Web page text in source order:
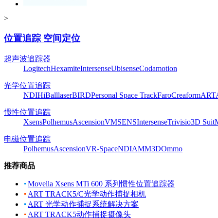
>
位置追踪 空间定位
超声波追踪器
LogitechHexamiteIntersenseUbisenseCodamotion
光学位置追踪
NDIHiBalllaserBIRDPersonal Space TrackFaroCreaformART
惯性位置追踪
XsensPolhemusAscensionVMSENSIntersenseTrivisio3D Suit
电磁位置追踪
PolhemusAscensionVR-SpaceNDIAMM3DOmmo
推荐商品
Movella Xsens MTi 600 系列惯性位置追踪器
ART TRACK5/C光学动作捕捉相机
ART 光学动作捕捉系统解决方案
ART TRACK5动作捕捉摄像头